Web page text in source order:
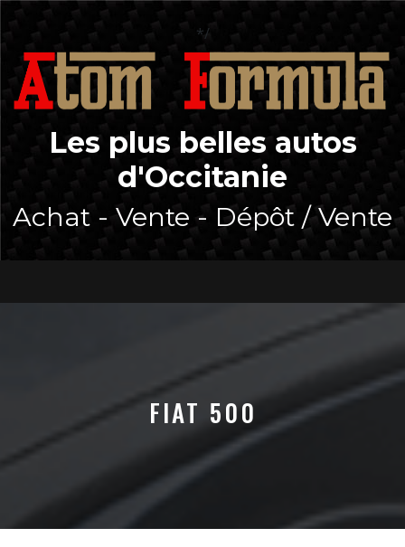
content
*/
Les plus belles autos
d'Occitanie
Achat - Vente - Dépôt / Vente
FIAT 500